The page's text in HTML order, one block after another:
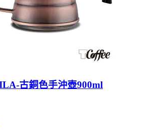
古銅色手沖壺900ml